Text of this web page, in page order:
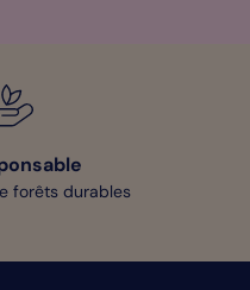
forêts durables